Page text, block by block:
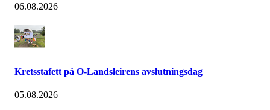
06.08.2026
Kretsstafett på O-Landsleirens avslutningsdag
05.08.2026